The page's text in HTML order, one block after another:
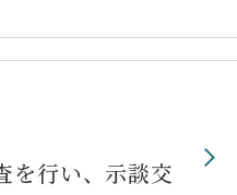
を行い、示談交